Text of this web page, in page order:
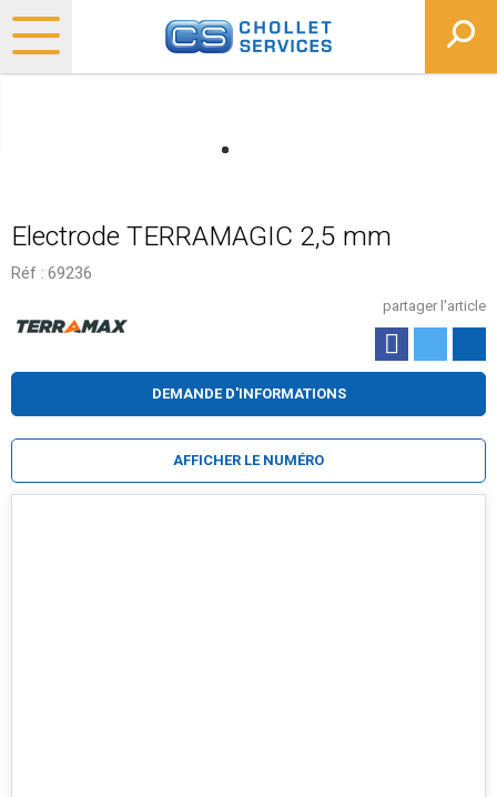
Electrode TERRAMAGIC 2,5 mm
Réf : 69236
partager l'article
DEMANDE D'INFORMATIONS
AFFICHER LE NUMÉRO